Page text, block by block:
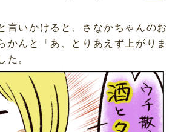
言いかけると、さなかちゃんのお
かんと「あ、とりあえず上がりま
。